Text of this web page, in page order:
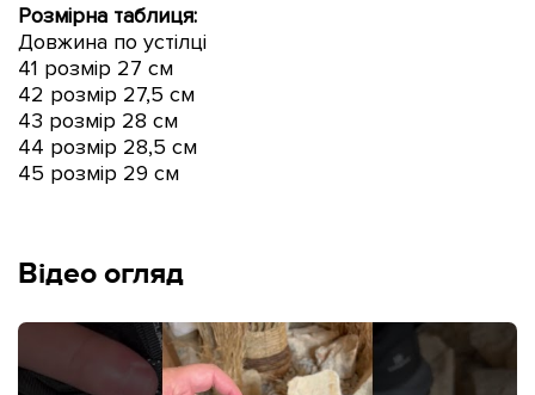
Розмірна таблиця:
Довжина по устілці
41 розмір 27 см
42 розмір 27,5 см
43 розмір 28 см
44 розмір 28,5 см
45 розмір 29 см
Відео огляд